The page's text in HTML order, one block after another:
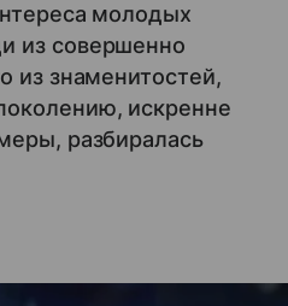
молодых
из совершенно
из знаменитостей,
искренне
разбиралась